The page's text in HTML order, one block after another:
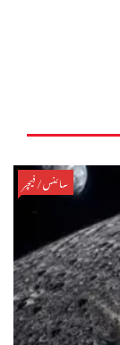
سائنس/فیچر